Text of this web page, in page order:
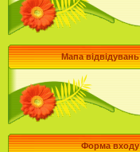
Мапа відвідувань
Форма входу